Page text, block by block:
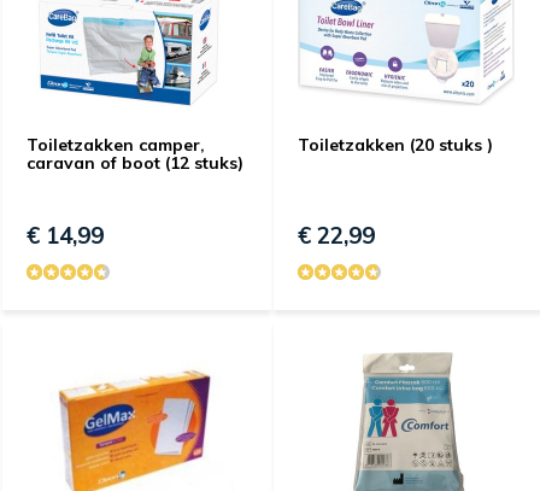
Toiletzakken camper,
caravan of boot (12 stuks)
€ 14,99
Toiletzakken (20 stuks )
€ 22,99